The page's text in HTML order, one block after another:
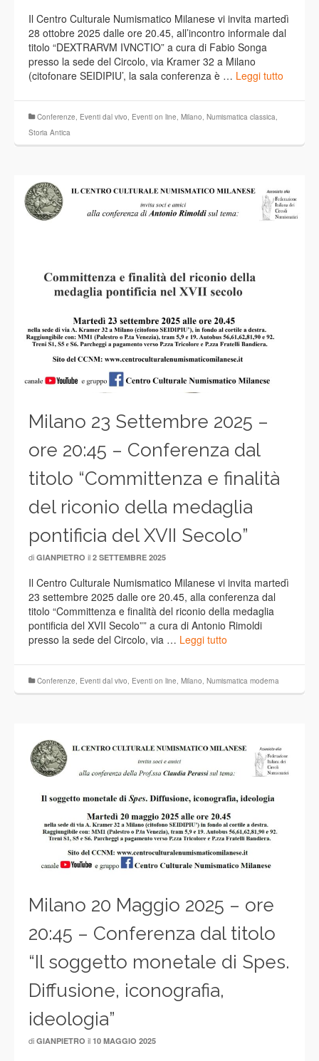
Il Centro Culturale Numismatico Milanese vi invita martedì
28 ottobre 2025 dalle ore 20.45, all’incontro informale dal
titolo “DEXTRARVM IVNCTIO” a cura di Fabio Songa
presso la sede del Circolo, via Kramer 32 a Milano
(citofonare SEIDIPIU’, la sala conferenza è … Leggi tutto
Conferenze, Eventi dal vivo, Eventi on line, Milano, Numismatica classica,
Storia Antica
Milano 23 Settembre 2025 –
ore 20:45 – Conferenza dal
titolo “Committenza e finalità
del riconio della medaglia
pontificia del XVII Secolo”
di GIANPIETRO il 2 SETTEMBRE 2025
Il Centro Culturale Numismatico Milanese vi invita martedì
23 settembre 2025 dalle ore 20.45, alla conferenza dal
titolo “Committenza e finalità del riconio della medaglia
pontificia del XVII Secolo”” a cura di Antonio Rimoldi
presso la sede del Circolo, via … Leggi tutto
Conferenze Eventi dal vivo Eventi on line Milano Numismatica moderna
Milano 20 Maggio 2025 – ore
20:45 – Conferenza dal titolo
“Il soggetto monetale di Spes.
Diffusione, iconografia,
ideologia”
di GIANPIETRO il 10 MAGGIO 2025